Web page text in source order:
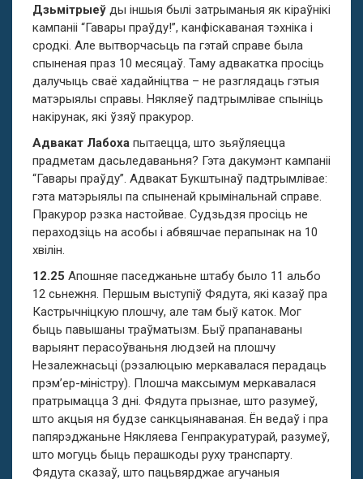
Дзьмітрыеў ды іншыя былі затрыманыя як кіраўнікі
кампаніі “Гавары праўду!”, канфіскаваная тэхніка і
сродкі. Але вытворчасьць па гэтай справе была
спыненая праз 10 месяцаў. Таму адвакатка просіць
далучыць сваё хадайніцтва – не разглядаць гэтыя
матэрыялы справы. Някляеў падтрымлівае спыніць
накірунак, які ўзяў пракурор.
Адвакат Лабоха пытаецца, што зьяўляецца
прадметам дасьледаваньня? Гэта дакумэнт кампаніі
“Гавары праўду”. Адвакат Букштынаў падтрымлівае:
гэта матэрыялы па спыненай крымінальнай справе.
Пракурор рэзка настойвае. Судзьдзя просіць не
пераходзіць на асобы і абвяшчае перапынак на 10
хвілін.
12.25 Апошняе паседжаньне штабу было 11 альбо
12 сьнежня. Першым выступіў Фядута, які казаў пра
Кастрычніцкую плошчу, але там быў каток. Мог
быць павышаны траўматызм. Быў прапанаваны
варыянт перасоўваньня людзей на плошчу
Незалежнасьці (рэзалюцыю меркавалася перадаць
прэм’ер-міністру). Плошча максымум меркавалася
пратрымацца 3 дні. Фядута прызнае, што разумеў,
што акцыя ня будзе санкцыянаваная. Ён ведаў і пра
папярэджаньне Някляева Генпракуратурай, разумеў,
што могуць быць перашкоды руху транспарту.
Фядута сказаў, што пацьвярджае агучаныя